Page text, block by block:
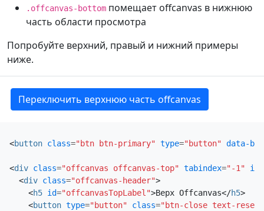
.offcanvas-bottom помещает offcanvas в нижнюю
часть области просмотра
Попробуйте верхний, правый и нижний примеры
ниже.
Переключить верхнюю часть offcanvas
<button class="btn btn-primary" type="button" data-
<div class="offcanvas offcanvas-top" tabindex="-1" id
<div class="offcanvas-header">
<h5 id="offcanvasTopLabel">Верх Offcanvas</h5>
<button type="button" class="btn-close text-reset"